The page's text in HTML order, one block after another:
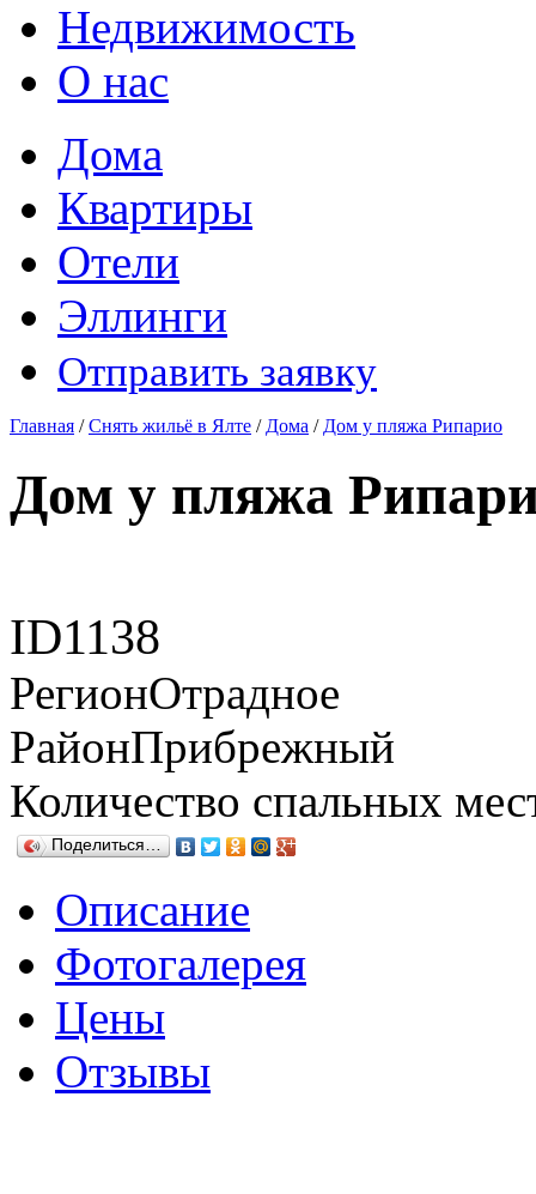
Недвижимость
О нас
Дома
Квартиры
Отели
Эллинги
Отправить заявку
Главная /Снять жильё в Ялте / Дома / Дом у пляжа Рипарио
Дом у пляжа
ID1138
РегионОтрадное
РайонПрибрежный
Количество спальных
Поделиться…
Описание
Фотогалерея
Цены
Отзывы